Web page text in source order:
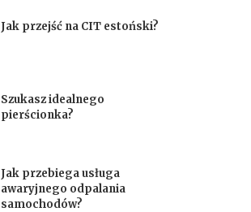
Jak przejść na CIT estoński?
Szukasz idealnego
pierścionka?
Jak przebiega usługa
awaryjnego odpalania
samochodów?